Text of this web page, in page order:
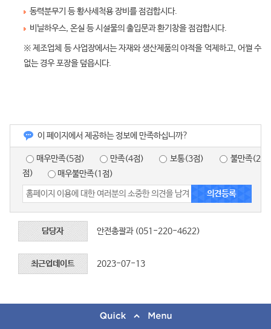
동력분무기 등 황사세척용 장비를 점검합시다.
비닐하우스, 온실 등 시설물의 출입문과 환기창을 점검합시다.
※ 제조업체 등 사업장에서는 자재와 생산제품의 야적을 억제하고, 어쩔 수
없는 경우 포장을 덮읍시다.
이 페이지에서 제공하는 정보에 만족하십니까?
매우만족(5점) 만족(4점) 보통(3점)
점)
매우불만족(1점)
담당자 안전총괄과 (051-220-4622)
최근업데이트 2023-07-13